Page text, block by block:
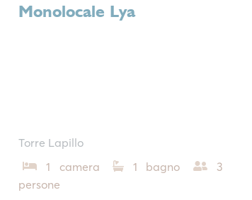
Monolocale Lya
Torre Lapillo
1 camera
1 bagno
3
persone